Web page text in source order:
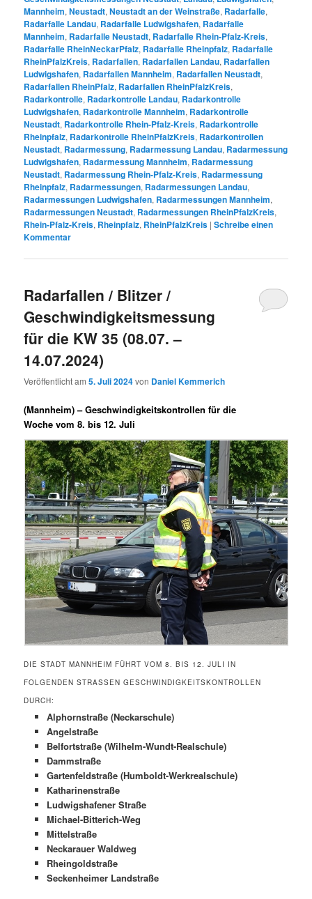
Mannheim,Neustadt,Neustadt an der Weinstraße, Radarfalle,
Radarfalle Landau, Radarfalle Ludwigshafen, Radarfalle
Mannheim, Radarfalle Neustadt, Radarfalle Rhein-Pfalz-Kreis,
Radarfalle RheinNeckarPfalz, Radarfalle Rheinpfalz, Radarfalle
RheinPfalzKreis, Radarfallen, Radarfallen Landau, Radarfallen
Ludwigshafen, Radarfallen Mannheim, Radarfallen Neustadt,
Radarfallen RheinPfalz, Radarfallen RheinPfalzKreis,
Radarkontrolle, Radarkontrolle Landau, Radarkontrolle
Ludwigshafen, Radarkontrolle Mannheim, Radarkontrolle
Neustadt, Radarkontrolle Rhein-Pfalz-Kreis, Radarkontrolle
Rheinpfalz, Radarkontrolle RheinPfalzKreis, Radarkontrollen
Neustadt, Radarmessung, Radarmessung Landau, Radarmessung
Ludwigshafen, Radarmessung Mannheim, Radarmessung
Neustadt, Radarmessung Rhein-Pfalz-Kreis, Radarmessung
Rheinpfalz, Radarmessungen, Radarmessungen Landau,
Radarmessungen Ludwigshafen, Radarmessungen Mannheim,
Radarmessungen Neustadt, Radarmessungen RheinPfalzKreis,
Rhein-Pfalz-Kreis, Rheinpfalz, RheinPfalzKreis |Schreibe einen
Kommentar
Radarfallen / Blitzer /
Geschwindigkeitsmessung
für die KW 35 (08.07. –
14.07.2024)
Veröffentlicht am5. Juli 2024von Daniel Kemmerich
(Mannheim) –Geschwindigkeitskontrollen für die
Woche vom 8. bis 12. Juli
DIE STADT MANNHEIM FÜHRT VOM 8. BIS 12. JULI IN
FOLGENDEN STRASSEN GESCHWINDIGKEITSKONTROLLEN D
URCH:
Alphornstraße (Neckarschule)
Angelstraße
Belfortstraße (Wilhelm-Wundt-Realschule)
Dammstraße
Gartenfeldstraße (Humboldt-Werkrealschule)
Katharinenstraße
Ludwigshafener Straße
Michael-Bitterich-Weg
Mittelstraße
Neckarauer Waldweg
Rheingoldstraße
Seckenheimer Landstraße